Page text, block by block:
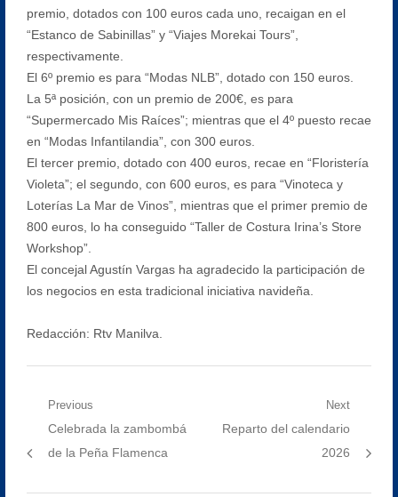
premio, dotados con 100 euros cada uno, recaigan en el
“Estanco de Sabinillas” y “Viajes Morekai Tours”,
respectivamente.
El 6º premio es para “Modas NLB”, dotado con 150 euros.
La 5ª posición, con un premio de 200€, es para
“Supermercado Mis Raíces”; mientras que el 4º puesto recae
en “Modas Infantilandia”, con 300 euros.
El tercer premio, dotado con 400 euros, recae en “Floristería
Violeta”; el segundo, con 600 euros, es para “Vinoteca y
Loterías La Mar de Vinos”, mientras que el primer premio de
800 euros, lo ha conseguido “Taller de Costura Irina’s Store
Workshop”.
El concejal Agustín Vargas ha agradecido la participación de
los negocios en esta tradicional iniciativa navideña.
Redacción: Rtv Manilva.
Navegación
Previous
Previous
post:
Celebrada la zambombá
de la Peña Flamenca
Next
Next
Reparto del calendario
2026